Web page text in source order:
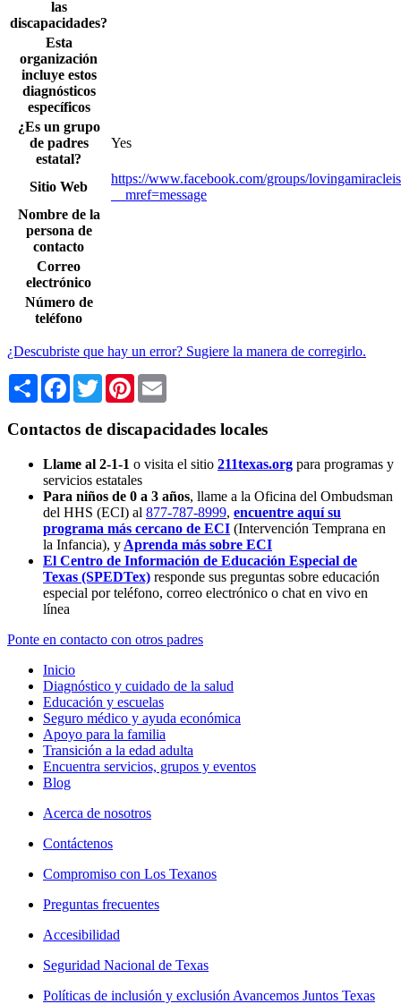
las
discapacidades?
Esta
organización
incluye estos
diagnósticos
específicos
¿Es un grupo
de padres
estatal?
Yes
Sitio Web
https://www.facebook.com/groups/
__mref=message
Nombre de la
persona de
contacto
Correo
electrónico
Número de
teléfono
¿Descubriste que hay un error? Sugiere la manera de corregirlo.
Share Facebook
TwitterPinterest
Contactos de discapacidades locales
Llame al 2-1-1 o visita el sitio 211texas.org para programas y
servicios estatales
Para niños de 0 a 3 años, llame a la Oficina del Ombudsman
del HHS (ECI) al 877-787-8999, encuentre aquí su
programa más cercano de ECI (Intervención Temprana en
la Infancia), y Aprenda más sobre ECI
El Centro de Información de Educación Especial de
Texas (SPEDTex) responde sus preguntas sobre educación
especial por teléfono, correo electrónico o chat en vivo en
línea
Ponte en contacto con otros padres
Inicio
Diagnóstico y cuidado de la salud
Educación y escuelas
Seguro médico y ayuda económica
Apoyo para la familia
Transición a la edad adulta
Encuentra servicios, grupos y eventos
Blog
Acerca de nosotros
Contáctenos
Compromiso con Los Texanos
Preguntas frecuentes
Accesibilidad
Seguridad Nacional de Texas
Políticas de inclusión y exclusión Avancemos Juntos Texas